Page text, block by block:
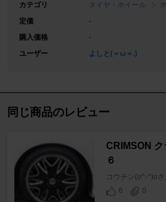
カテゴリ
タイヤ・ホイール
定価
-
購入価格
-
ユーザー
よしと(＝ω＝.)
同じ商品のレビュー
CRIMSON
６
コウチン(o^-^)oさ
6
0